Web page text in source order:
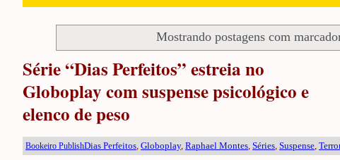
Mostrando postagens com
Série “Dias Perfeitos” estreia no
Globoplay com suspense psicológico e
elenco de peso
Bookeiro PublishDias Perfeitos Globoplay, Raphael Montes Séries Suspense